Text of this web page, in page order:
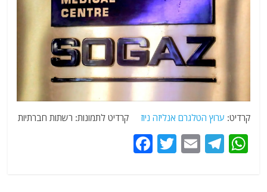
קרדיט: ערוץ הטלגרם אנליזה ניוז קרדיט לתמונות: רשתות חברתיות
W
T
E
T